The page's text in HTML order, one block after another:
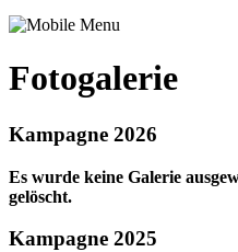
Fotogalerie
Kampagne 2026
Es wurde keine Galerie
gelöscht.
Kampagne 2025